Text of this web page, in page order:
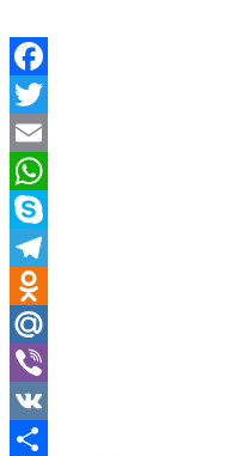
Facebook
Twitter
Email
WhatsApp
Skype
Telegram
Odnoklassniki
Mail.Ru
Viber
VK